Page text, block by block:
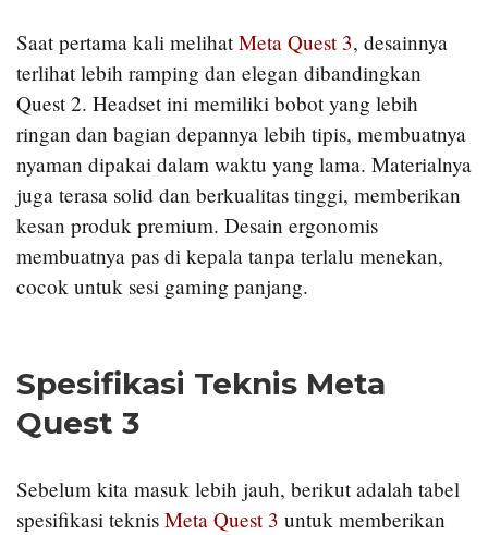
Saat pertama kali melihatMeta Quest 3, desainnya
terlihat lebih ramping dan elegan dibandingkan
Quest 2. Headset ini memiliki bobot yang lebih
ringan dan bagian depannya lebih tipis, membuatnya
nyaman dipakai dalam waktu yang lama. Materialnya
juga terasa solid dan berkualitas tinggi, memberikan
kesan produk premium. Desain ergonomis
membuatnya pas di kepala tanpa terlalu menekan,
cocok untuk sesi gaming panjang.
Spesifikasi Teknis Meta
Quest 3
Sebelum kita masuk lebih jauh, berikut adalah tabel
spesifikasi teknis Meta Quest 3 untuk memberikan